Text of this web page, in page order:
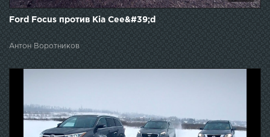
Ford Focus против Kia Cee&#39;d
Антон Воротников